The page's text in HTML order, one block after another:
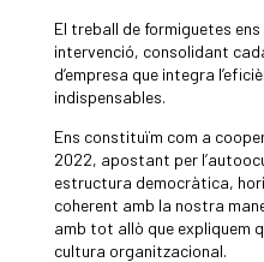
El treball de formiguetes
intervenció, consolidant
d’empresa que integra
indispensables.
Ens constituïm com a
2022, apostant per
estructura democràtica,
coherent amb la nostra
amb tot allò que expliquem
cultura organitzacional.